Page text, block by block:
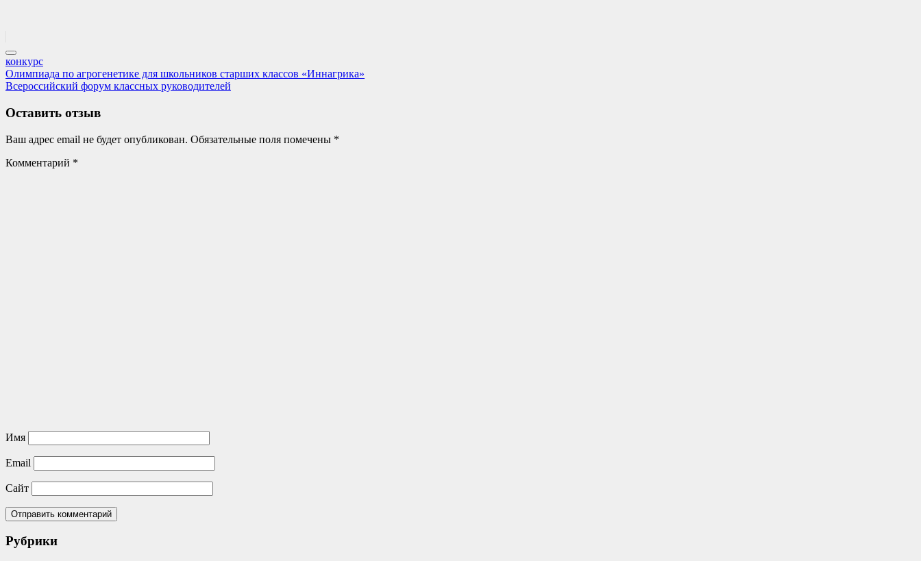
конкурс
Навигация
по
записям
Previous
Post:
Олимпиада по агрогенетике для школьников старших классов «Иннагрика»
Next
Всероссийский форум классных руководителей
Оставить отзыв
Ваш адрес email не будет опубликован. Обязательные поля помечены *
Комментарий *
Имя
Email
Сайт
Рубрики